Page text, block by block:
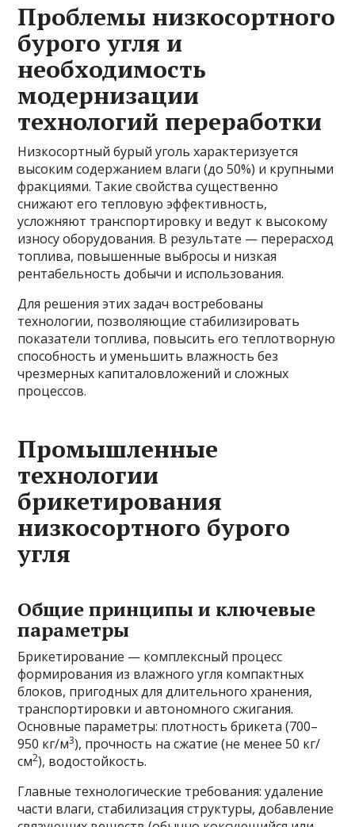
Проблемы низкосортного
бурого угля и
необходимость
модернизации
технологий переработки
Низкосортный бурый уголь характеризуется
высоким содержанием влаги (до 50%) и крупными
фракциями. Такие свойства существенно
снижают его тепловую эффективность,
усложняют транспортировку и ведут к высокому
износу оборудования. В результате — перерасход
топлива, повышенные выбросы и низкая
рентабельность добычи и использования.
Для решения этих задач востребованы
технологии, позволяющие стабилизировать
показатели топлива, повысить его теплотворную
способность и уменьшить влажность без
чрезмерных капиталовложений и сложных
процессов.
Промышленные
технологии
брикетирования
низкосортного бурого
угля
Общие принципы и ключевые
параметры
Брикетирование — комплексный процесс
формирования из влажного угля компактных
блоков, пригодных для длительного хранения,
транспортировки и автономного сжигания.
Основные параметры: плотность брикета (700–
950 кг/м3), прочность на сжатие (не менее 50 кг/
см2), водостойкость.
Главные технологические требования: удаление
части влаги, стабилизация структуры, добавление